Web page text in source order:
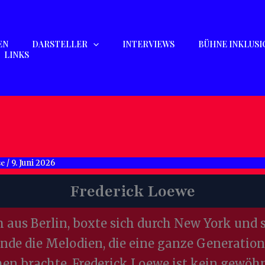
DARSTELLER INTERVIEWS
BÜHNE
LINKS
/ 9. Juni 2026
Frederick Loewe
aus Berlin, boxte sich durch New York und
die Melodien, die eine ganze